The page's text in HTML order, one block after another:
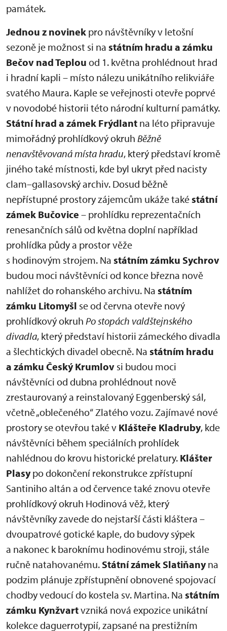
památek.
Jednou z novinek pro návštěvníky v letošní
sezoně je možnost si na státním hradu a zámku
Bečov nad Teplou od 1. května prohlédnout hrad
i hradní kapli – místo nálezu unikátního relikviáře
svatého Maura. Kaple se veřejnosti otevře poprvé
v novodobé historii této národní kulturní památky.
Státní hrad a zámek Frýdlant na léto připravuje
mimořádný prohlídkový okruh Běžně
nenavštěvovaná místa hradu, který představí kromě
jiného také místnosti, kde byl ukryt před nacisty
clam–gallasovský archiv. Dosud běžně
nepřístupné prostory zájemcům ukáže takéstátní
zámek Bučovice – prohlídku reprezentačních
renesančních sálů od května doplní například
prohlídka půdy a prostor věže
s hodinovým strojem. Na státním zámku Sychrov
budou moci návštěvníci od konce března nově
nahlížet do rohanského archivu. Na státním
zámku Litomyšl se od června otevře nový
prohlídkový okruh Po stopách valdštejnského
divadla, který představí historii zámeckého divadla
a šlechtických divadel obecně. Na státním hradu
a zámku Český Krumlov si budou moci
návštěvníci od dubna prohlédnout nově
zrestaurovaný a reinstalovaný Eggenberský sál,
včetně „oblečeného“ Zlatého vozu. Zajímavé nové
prostory se otevřou také v Klášteře Kladruby, kde
návštěvníci během speciálních prohlídek
nahlédnou do krovu historické prelatury. Klášter
Plasypo dokončení rekonstrukce zpřístupní
Santiniho altán a od července také znovu otevře
prohlídkový okruh Hodinová věž, který
návštěvníky zavede do nejstarší části kláštera –
dvoupatrové gotické kaple, do budovy sýpek
a nakonec k baroknímu hodinovému stroji, stále
ručně natahovanému. Státní zámek Slatiňanyna
podzim plánuje zpřístupnění obnovené spojovací
chodby vedoucí do kostela sv. Martina. Na státním
zámku Kynžvartvzniká nová expozice unikátní
kolekce daguerrotypií, zapsané na prestižním